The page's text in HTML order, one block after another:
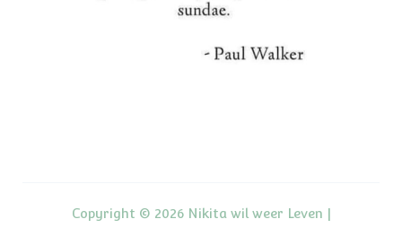
Copyright © 2026 Nikita wil weer Leven |